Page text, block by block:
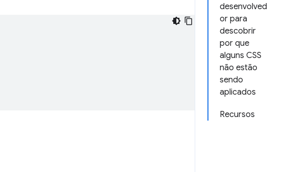
desenvolved
or para
descobrir
por que
alguns CSS
não estão
sendo
aplicados
Recursos